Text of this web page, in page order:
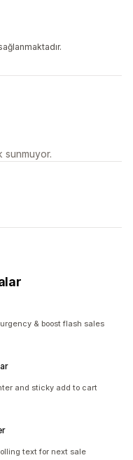
sunmuyor.
& boost flash sales
and sticky add to cart
text for next sale